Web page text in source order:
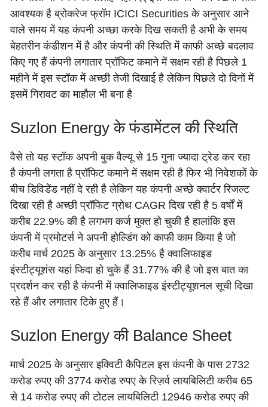
आवश्यक है ब्रोकरेज फ्रॉम ICICI Securities के अनुसार आने
वाले समय में यह कंपनी अच्छा करके दिख सकती है अभी के समय
बेहतरीन कंडीशन में है और कंपनी की स्थिति में काफी अच्छे बदलाव
किए गए हैं कंपनी लगातार प्रॉफिट कमाने में सक्षम रही है पिछले 1
महीने में इस स्टॉक में अच्छी तेजी दिखाई है लेकिन पिछले दो दिनों में
इसमें गिरावट का माहौल भी बना है
Suzlon Energy के फंडामेंटल की स्थिति
वैसे तो यह स्टॉक अपनी बुक वैल्यू से 15 गुना ज्यादा ट्रेड कर रहा
है कंपनी लगता है प्रॉफिट कमाने में सक्षम रही है फिर भी निवेशकों के
बीच डिविडेंड नहीं दे रही है लेकिन यह कंपनी अच्छे क्वार्टर रिजल्ट
दिखा रही है अच्छी प्रॉफिट ग्रोथ CAGR दिख रही है 5 वर्षों में
करीब 22.9% की है लगभग कर्ज मुक्त हो चुकी है हालांकि इस
कंपनी में प्रमोटर्स ने अपनी होल्डिंग को काफी काम किया है जो
करीब मार्च 2025 के अनुसार 13.25% है क्वालिफाइड
इंस्टीट्यूशंस यहां फिदा हो चुके हैं 31.77% की है जो इस बात का
प्रदर्शन कर रही है कंपनी में क्वालिफाइड इंस्टीट्यूशनल सूची दिखा
रहे हैं और लगातार टिके हुए हैं।
Suzlon Energy की Balance Sheet
मार्च 2025 के अनुसार इक्विटी कैपिटल इस कंपनी के पास 2732
करोड रुपए की 3774 करोड रुपए के रिज़र्व लायबिलिटी करीब 65
से 14 करोड रुपए की टोटल लायबिलिटी 12946 करोड रुपए की